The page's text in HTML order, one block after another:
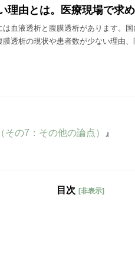
理由とは。医療現場で求
血液透析と腹膜透析があります。
透析の現状や患者数が少ない理由
その7：その他の論点） 』
目次 [非表示]